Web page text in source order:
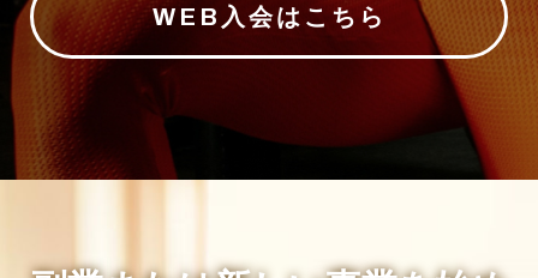
WEB入会はこちら